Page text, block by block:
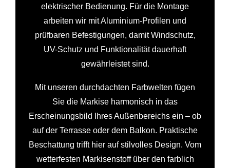
elektrischer Bedienung. Für die Montage
arbeiten wir mit Aluminium-Profilen und
prüfbaren Befestigungen, damit Windschutz,
UV-Schutz und Funktionalität dauerhaft
gewährleistet sind.
Mit unseren durchdachten Farbwelten fügen
Sie die Markise harmonisch in das
Erscheinungsbild Ihres Außenbereichs ein – ob
auf der Terrasse oder dem Balkon. Praktische
Beschattung trifft hier auf stilvolles Design. Vom
wetterfesten Markisenstoff über den farblich